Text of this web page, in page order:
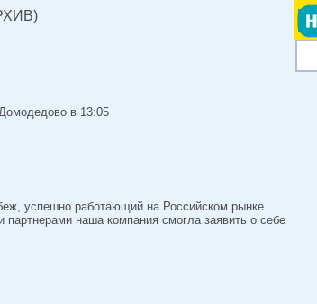
в 13:05
успешно работающий на Российском рынке
наша компания смогла заявить о себе